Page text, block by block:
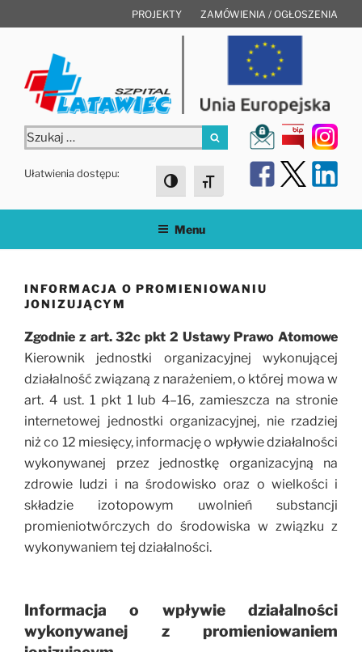
do
PROJEKTY ZAMÓWIENIA / OGŁOSZENIA
Szukaj:
Szukaj
Ułatwienia dostępu:
Toggle High Contrast
Toggle Font size
Menu
INFORMACJA O PROMIENIOWANIU
JONIZUJĄCYM
Zgodnie z art. 32c pkt 2 Ustawy Prawo Atomowe
Kierownik jednostki organizacyjnej wykonującej
działalność związaną z narażeniem, o której mowa w
art. 4 ust. 1 pkt 1 lub 4–16, zamieszcza na stronie
internetowej jednostki organizacyjnej, nie rzadziej
niż co 12 miesięcy, informację o wpływie działalności
wykonywanej przez jednostkę organizacyjną na
zdrowie ludzi i na środowisko oraz o wielkości i
składzie izotopowym uwolnień substancji
promieniotwórczych do środowiska w związku z
wykonywaniem tej działalności.
Informacja o wpływie działalności
wykonywanej z promieniowaniem